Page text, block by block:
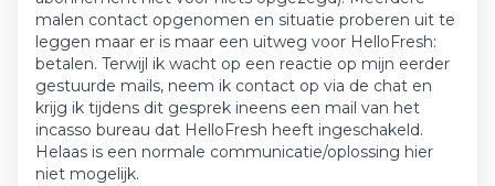
malen contact opgenomen en situatie proberen uit te
leggen maar er is maar een uitweg voor HelloFresh:
betalen. Terwijl ik wacht op een reactie op mijn eerder
gestuurde mails, neem ik contact op via de chat en
krijg ik tijdens dit gesprek ineens een mail van het
incasso bureau dat HelloFresh heeft ingeschakeld.
Helaas is een normale communicatie/oplossing hier
niet mogelijk.